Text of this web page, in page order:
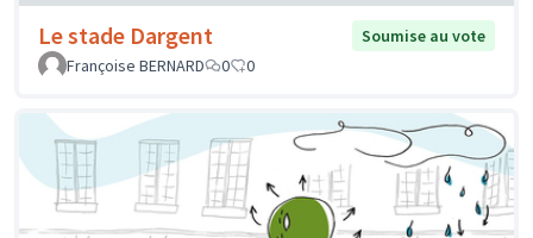
Le stade Dargent
Soumise au vote
Françoise BERNARD
0 0